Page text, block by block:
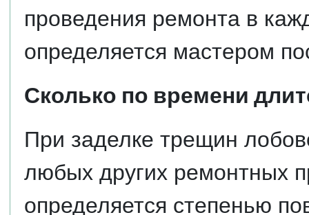
проведения ремонта в
определяется мастером
Сколько по времени
При заделке трещин
любых других ремонтных
определяется степенью